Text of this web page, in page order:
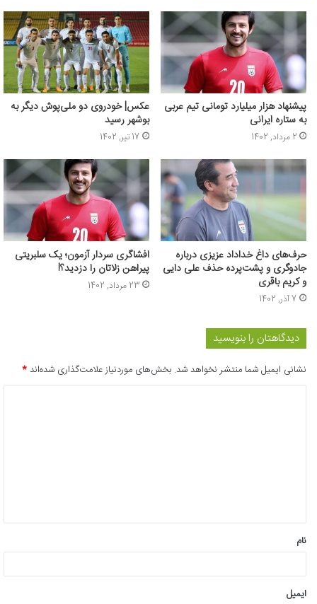
پیشنهاد هزار میلیارد تومانی تیم عربی
به ستاره ایرانی
2 مرداد, 1402
عکس‌| خودروی دو ملی‌پوش دیگر به
بوشهر رسید
17 تیر, 1402
حرف‌های داغ خداداد عزیزی درباره
جادوگری و پشت‌پرده حذف علی دایی
و کریم باقری
7 آذر, 1402
افشاگری سردار آزمون؛ یک سلبریتی
پیراهن زلاتان را دزدید؟!
23 مرداد, 1402
دیدگاهتان را بنویسید
نشانی ایمیل شما منتشر نخواهد شد. بخش‌های موردنیاز علامت‌گذاری شده‌اند*
*
نام
ایمیل